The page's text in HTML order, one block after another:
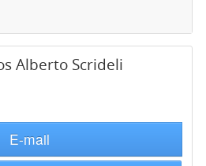
Alberto Scrideli
E-mail